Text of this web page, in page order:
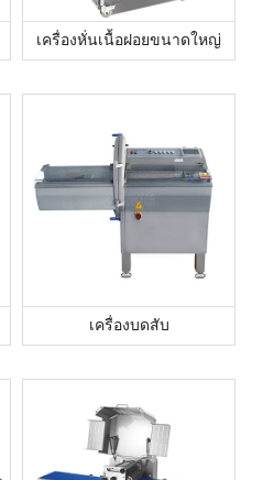
เครื่องหั่นเนื้อฝอยขนาดใหญ่
เครื่องบดสับ